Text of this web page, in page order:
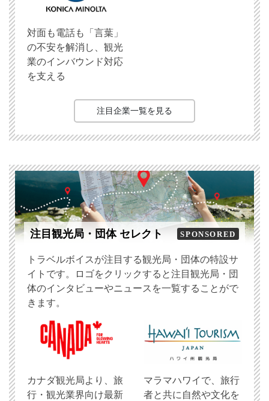
対面も電話も「言葉」
の不安を解消し、観光
業のインバウンド対応
を支える
注目企業一覧を見る
注目観光局・団体 セレクト SPONSORED
トラベルボイスが注目する観光局・団体の特設サ
イトです。ロゴをクリックすると注目観光局・団
体のインタビューやニュースを一覧することがで
きます。
​カナダ観光局より、旅
行・観光業界向け最新
マラマハワイで、旅行
者と共に自然や文化を